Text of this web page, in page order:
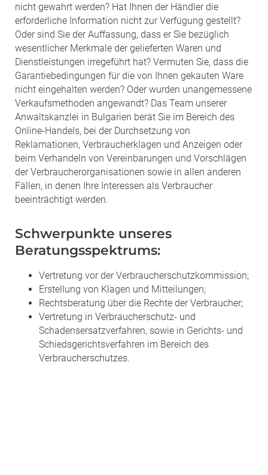
nicht gewahrt werden? Hat Ihnen der Händler die
erforderliche Information nicht zur Verfügung gestellt?
Oder sind Sie der Auffassung, dass er Sie bezüglich
wesentlicher Merkmale der gelieferten Waren und
Dienstleistungen irregeführt hat? Vermuten Sie, dass die
Garantiebedingungen für die von Ihnen gekauten Ware
nicht eingehalten werden? Oder wurden unangemessene
Verkaufsmethoden angewandt? Das Team unserer
Anwaltskanzlei in Bulgarien berät Sie im Bereich des
Online-Handels, bei der Durchsetzung von
Reklamationen, Verbraucherklagen und Anzeigen oder
beim Verhandeln von Vereinbarungen und Vorschlägen
der Verbraucherorganisationen sowie in allen anderen
Fällen, in denen Ihre Interessen als Verbraucher
beeinträchtigt werden.
Schwerpunkte unseres
Beratungsspektrums:
Vertretung vor der Verbraucherschutzkommission;
Erstellung von Klagen und Mitteilungen;
Rechtsberatung über die Rechte der Verbraucher;
Vertretung in Verbraucherschutz- und
Schadensersatzverfahren, sowie in Gerichts- und
Schiedsgerichtsverfahren im Bereich des
Verbraucherschutzes.